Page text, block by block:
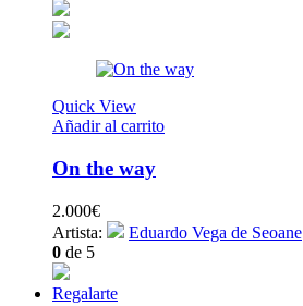
Quick View
Añadir al carrito
On the way
2.000€
Artista:
Eduardo Vega de Seoane
0 de 5
Regalarte